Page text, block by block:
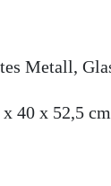
Metall,
x 40 x 52,5 cm